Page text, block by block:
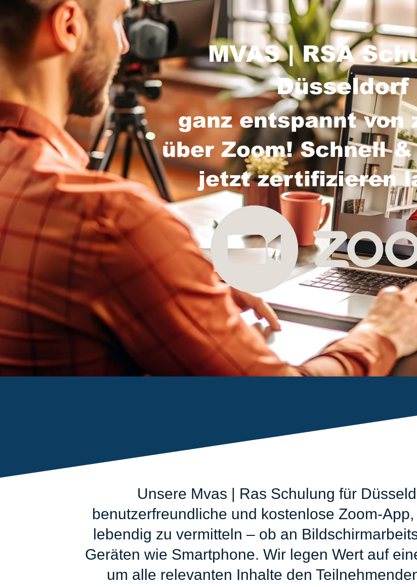
MVAS | RSA
Düsseldorf
ganz entspannt von
über Zoom! Schnell
jetzt zertifizieren
Unsere Mvas | Ras Schulung für
benutzerfreundliche und kostenlose Zoom-
lebendig zu vermitteln – ob an
Geräten wie Smartphone. Wir legen Wert auf
um alle relevanten Inhalte den